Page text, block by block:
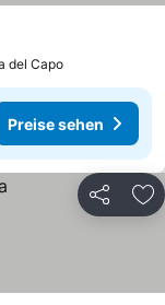
del Capo
Preise sehen
Teilen